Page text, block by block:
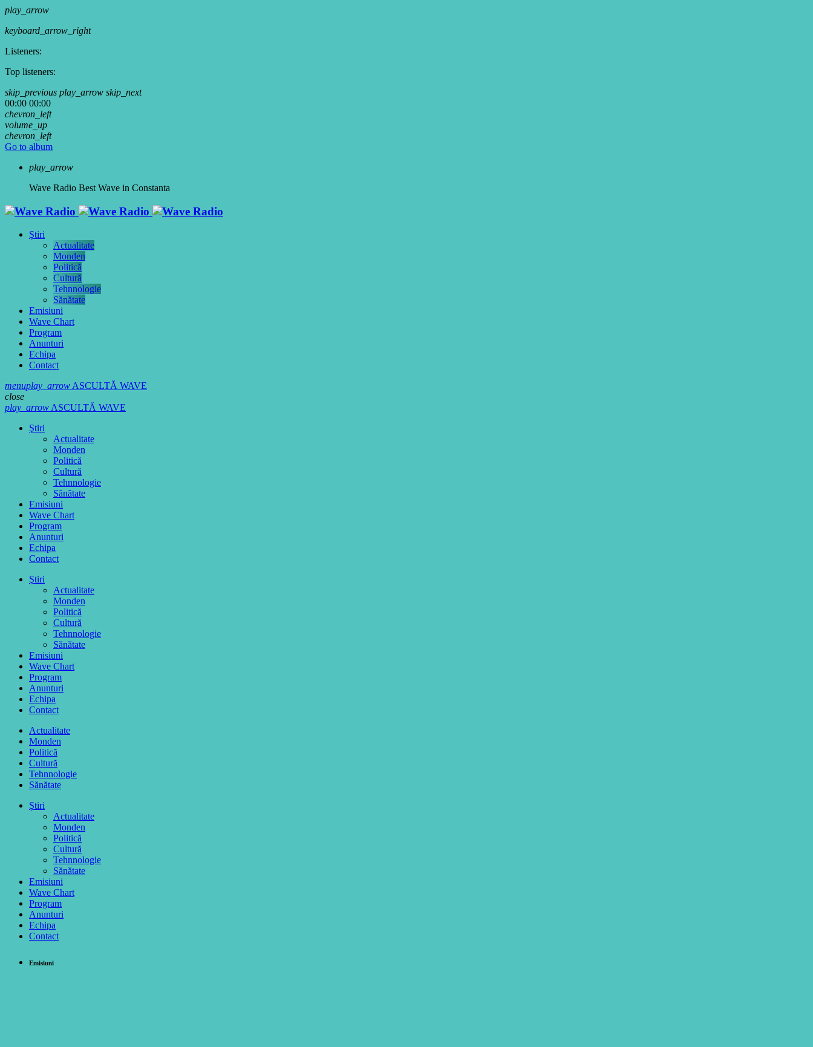
play_arrow
keyboard_arrow_right
Listeners:
Top listeners:
skip_previous play_arrow skip_next
00:00 00:00
chevron_left
volume_up
chevron_left
Go to album
play_arrow
Wave Radio Best Wave in Constanta
Ştiri
Actualitate
Monden
Politică
Cultură
Tehnnologie
Sănătate
Emisiuni
Wave Chart
Program
Anunturi
Echipa
Contact
menuplay_arrowASCULTĂ WAVE
close
play_arrowASCULTĂ WAVE
Ştiri
Actualitate
Monden
Politică
Cultură
Tehnnologie
Sănătate
Emisiuni
Wave Chart
Program
Anunturi
Echipa
Contact
Ştiri
Actualitate
Monden
Politică
Cultură
Tehnnologie
Sănătate
Emisiuni
Wave Chart
Program
Anunturi
Echipa
Contact
Actualitate
Monden
Politică
Cultură
Tehnnologie
Sănătate
Ştiri
Actualitate
Monden
Politică
Cultură
Tehnnologie
Sănătate
Emisiuni
Wave Chart
Program
Anunturi
Echipa
Contact
Emisiuni